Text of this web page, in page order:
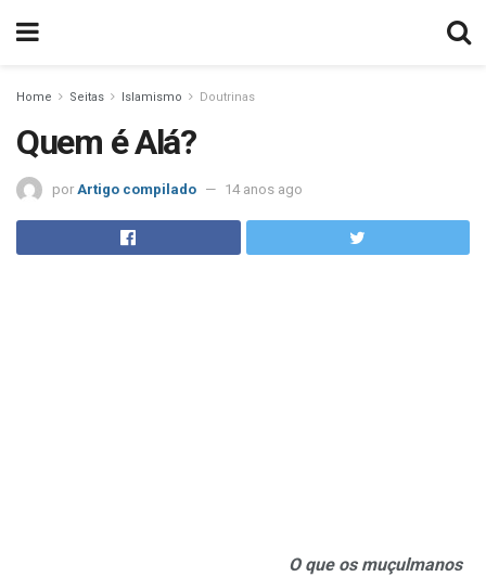
Home Seitas Islamismo Doutrinas
Quem é Alá?
por Artigo compilado 14 anos ago
O que os muçulmanos